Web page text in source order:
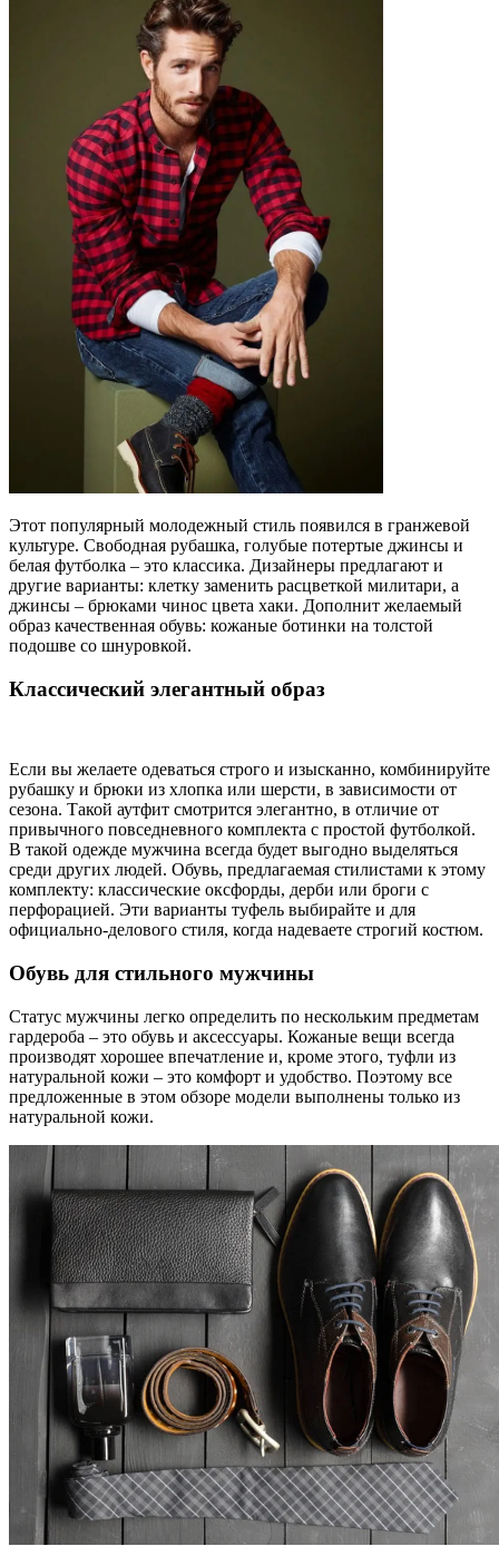
Этот популярный молодежный стиль появился в гранжевой
культуре. Свободная рубашка, голубые потертые джинсы и
белая футболка – это классика. Дизайнеры предлагают и
другие варианты: клетку заменить расцветкой милитари, а
джинсы – брюками чинос цвета хаки. Дополнит желаемый
образ качественная обувь: кожаные ботинки на толстой
подошве со шнуровкой.
Классический элегантный образ
Если вы желаете одеваться строго и изысканно, комбинируйте
рубашку и брюки из хлопка или шерсти, в зависимости от
сезона. Такой аутфит смотрится элегантно, в отличие от
привычного повседневного комплекта с простой футболкой.
В такой одежде мужчина всегда будет выгодно выделяться
среди других людей. Обувь, предлагаемая стилистами к этому
комплекту: классические оксфорды, дерби или броги с
перфорацией. Эти варианты туфель выбирайте и для
официально-делового стиля, когда надеваете строгий костюм.
Обувь для стильного мужчины
Статус мужчины легко определить по нескольким предметам
гардероба – это обувь и аксессуары. Кожаные вещи всегда
производят хорошее впечатление и, кроме этого, туфли из
натуральной кожи – это комфорт и удобство. Поэтому все
предложенные в этом обзоре модели выполнены только из
натуральной кожи.